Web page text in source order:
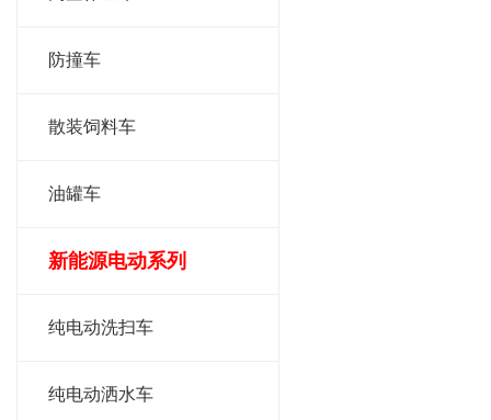
防撞车
散装饲料车
油罐车
新能源电动系列
纯电动洗扫车
纯电动洒水车